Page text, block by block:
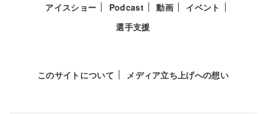
アイスショー
Podcast 動画
イベント
選手支援
このサイトについて メディア立ち上げへの想い